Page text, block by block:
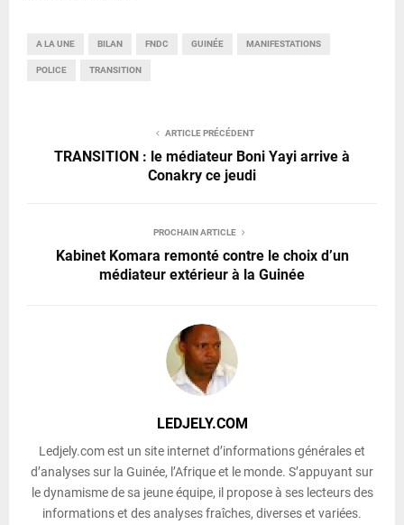
A LA UNE BILAN FNDC GUINÉE MANIFESTATIONS
POLICE TRANSITION
ARTICLE PRÉCÉDENT
TRANSITION : le médiateur Boni Yayi arrive à
Conakry ce jeudi
PROCHAIN ARTICLE
Kabinet Komara remonté contre le choix d’un
médiateur extérieur à la Guinée
LEDJELY.COM
Ledjely.com est un site internet d’informations générales et
d’analyses sur la Guinée, l’Afrique et le monde. S’appuyant sur
le dynamisme de sa jeune équipe, il propose à ses lecteurs des
informations et des analyses fraîches, diverses et variées.